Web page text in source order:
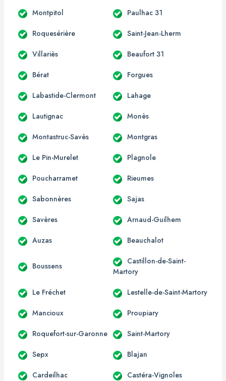
Montpitol Paulhac 31
Roquesérière Saint-Jean-Lherm
Villariès Beaufort 31
Bérat Forgues
Labastide-Clermont Lahage
Lautignac Monès
Montastruc-Savès Montgras
Le Pin-Murelet Plagnole
Poucharramet Rieumes
Sabonnères Sajas
Savères Arnaud-Guilhem
Auzas Beauchalot
Boussens
Castillon-de-Saint-
Martory
Le Fréchet Lestelle-de-Saint-Martory
Mancioux Proupiary
Roquefort-sur-Garonne Saint-Martory
Sepx Blajan
Cardeilhac Castéra-Vignoles